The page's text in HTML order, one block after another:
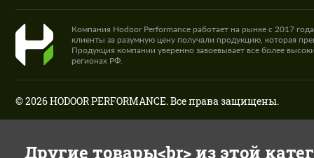
Компания Hodoor Performance работает на рынке с 2017
клиенты за разумную цену получали продукцию, которая
Продукция компании уверенно завоевывает все более
регионах РФ.
© 2026 HODOOR PERFORMANCE. Все права защищены.
Другие товары<br> из этой